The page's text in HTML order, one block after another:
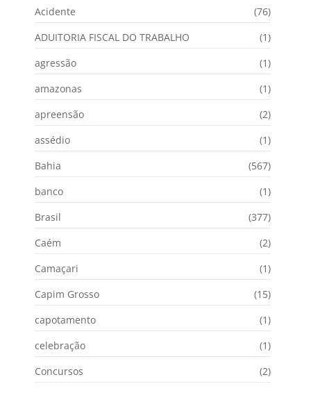
Acidente
(76)
ADUITORIA FISCAL DO TRABALHO
(1)
agressão
(1)
amazonas
(1)
apreensão
(2)
assédio
(1)
Bahia
(567)
banco
(1)
Brasil
(377)
Caém
(2)
Camaçari
(1)
Capim Grosso
(15)
capotamento
(1)
celebração
(1)
Concursos
(2)